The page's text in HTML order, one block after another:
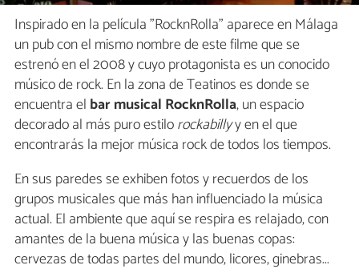
Inspirado en la película "RocknRolla" aparece en Málaga
un pub con el mismo nombre de este filme que se
estrenó en el 2008 y cuyo protagonista es un conocido
músico de rock. En la zona de Teatinos es donde se
encuentra el bar musical RocknRolla, un espacio
decorado al más puro estilorockabillyy en el que
encontrarás la mejor música rock de todos los tiempos.
En sus paredes se exhiben fotos y recuerdos de los
grupos musicales que más han influenciado la música
actual. El ambiente que aquí se respira es relajado, con
amantes de la buena música y las buenas copas:
cervezas de todas partes del mundo, licores, ginebras...